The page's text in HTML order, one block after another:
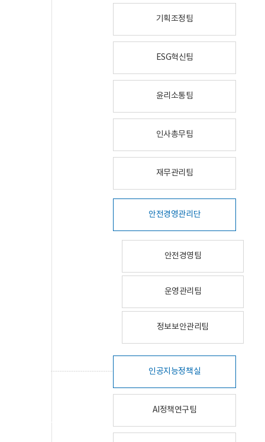
기획조정팀
ESG혁신팀
윤리소통팀
인사총무팀
재무관리팀
안전경영관리단
안전경영팀
운영관리팀
정보보안관리팀
인공지능정책실
AI정책연구팀